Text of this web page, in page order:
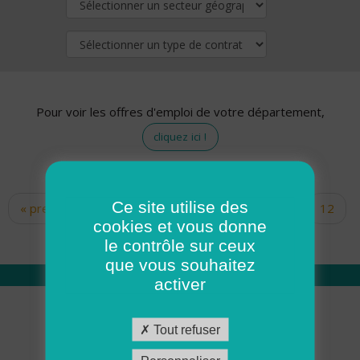
Pour voir les offres d'emploi de votre département,
cliquez ici !
Pages
« premier ‹ précédent … 10
12
14 15 16 17
Qui sommes nous
Académie ADMR
Ce site utilise des
cookies et vous donne
le contrôle sur ceux
que vous souhaitez
activer
Tout refuser